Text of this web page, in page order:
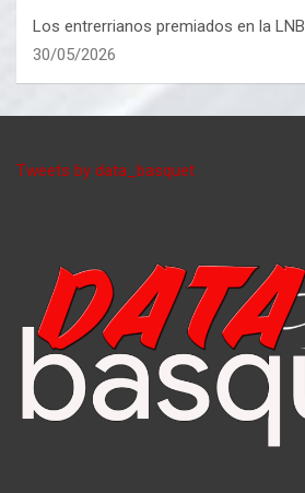
Los entrerrianos premiados en la LNB
30/05/2026
Tweets by data_basquet